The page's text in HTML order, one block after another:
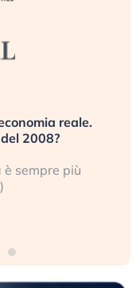
reale.
2008?
è sempre più